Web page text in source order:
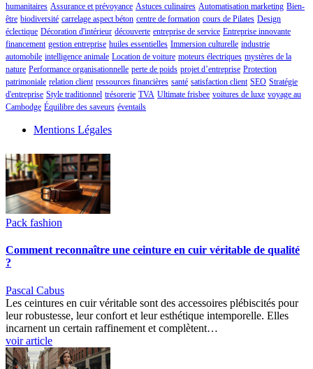
humanitaires Assurance et prévoyance Astuces culinaires Automatisation marketing Bien-
être biodiversité carrelage aspect béton centre de formation cours de Pilates Design
éclectique Décoration d'intérieur découverte entreprise de service Entreprise innovante
financement gestion entreprise huiles essentielles Immersion culturelle industrie
automobile intelligence animale Location de voiture moteurs électriques mystères de la
nature Performance organisationnelle perte de poids projet d’entreprise Protection
patrimoniale relation client ressources financières santé satisfaction client SEO Stratégie
d'entreprise Style traditionnel trésorerie TVA Ultimate frisbee voitures de luxe voyage au
Cambodge Équilibre des saveurs éventails
Mentions Légales
Pack fashion
Comment reconnaître une ceinture en cuir véritable de qualité
?
Pascal Cabus
Les ceintures en cuir véritable sont des accessoires plébiscités pour
leur robustesse, leur confort et leur esthétique intemporelle. Elles
incarnent un certain raffinement et complètent…
voir article